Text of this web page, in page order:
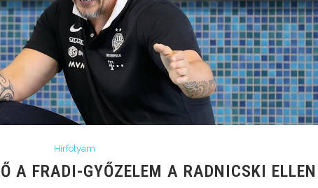
Hírfolyam
A FRADI-GYŐZELEM A RADNICSKI ELLEN